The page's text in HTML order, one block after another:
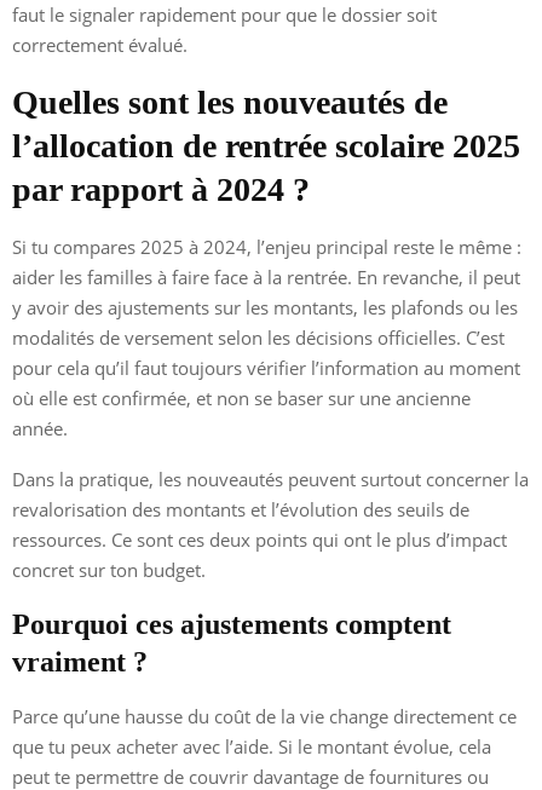
faut le signaler rapidement pour que le dossier soit
correctement évalué.
Quelles sont les nouveautés de
l’allocation de rentrée scolaire 2025
par rapport à 2024 ?
Si tu compares 2025 à 2024, l’enjeu principal reste le même :
aider les familles à faire face à la rentrée. En revanche, il peut
y avoir des ajustements sur les montants, les plafonds ou les
modalités de versement selon les décisions officielles. C’est
pour cela qu’il faut toujours vérifier l’information au moment
où elle est confirmée, et non se baser sur une ancienne
année.
Dans la pratique, les nouveautés peuvent surtout concerner la
revalorisation des montants et l’évolution des seuils de
ressources. Ce sont ces deux points qui ont le plus d’impact
concret sur ton budget.
Pourquoi ces ajustements comptent
vraiment ?
Parce qu’une hausse du coût de la vie change directement ce
que tu peux acheter avec l’aide. Si le montant évolue, cela
peut te permettre de couvrir davantage de fournitures ou